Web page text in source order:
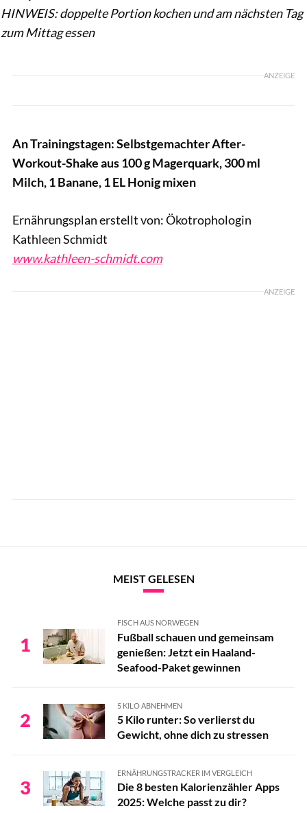
HINWEIS: doppelte Portion kochen und am nächsten Tag
zum Mittag essen
ANZEIGE
An Trainingstagen: Selbstgemachter After-
Workout-Shake aus 100 g Magerquark, 300 ml
Milch, 1 Banane, 1 EL Honig mixen
Ernährungsplan erstellt von: Ökotrophologin
Kathleen Schmidt
www.kathleen-schmidt.com
ANZEIGE
MEIST GELESEN
1
FISCH AUS NORWEGEN
Fußball schauen und gemeinsam
genießen: Jetzt ein Haaland-
Seafood-Paket gewinnen
2
5 KILO ABNEHMEN
5 Kilo runter: So verlierst du
Gewicht, ohne dich zu stressen
3
ERNÄHRUNGSTRACKER IM VERGLEICH
Die 8 besten Kalorienzähler Apps
2025: Welche passt zu dir?